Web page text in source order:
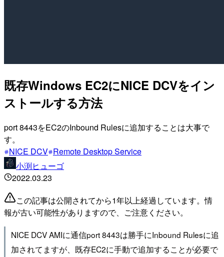
既存Windows EC2にNICE DCVをイン
ストールする方法
port 8443をEC2のInbound Rulesに追加することは大事で
す。
NICE DCV Remote Desktop Service
小渕ヒューゴ
2022.03.23
この記事は公開されてから1年以上経過しています。情
報が古い可能性がありますので、ご注意ください。
NICE DCV AMIに通信port 8443は勝手にInbound Rulesに追
加されてますが、既存EC2に手動で追加することが必要で